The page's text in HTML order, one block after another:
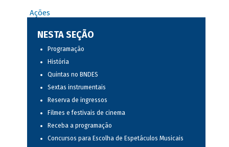
Ações
NESTA SEÇÃO
Programação
História
Quintas no BNDES
Sextas instrumentais
Reserva de ingressos
Filmes e festivais de cinema
Receba a programação
Concursos para Escolha de Espetáculos Musicais